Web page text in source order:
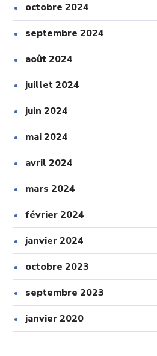
octobre 2024
septembre 2024
août 2024
juillet 2024
juin 2024
mai 2024
avril 2024
mars 2024
février 2024
janvier 2024
octobre 2023
septembre 2023
janvier 2020